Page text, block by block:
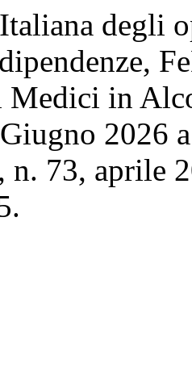
degli
Medici in
2026
, n. 73, aprile